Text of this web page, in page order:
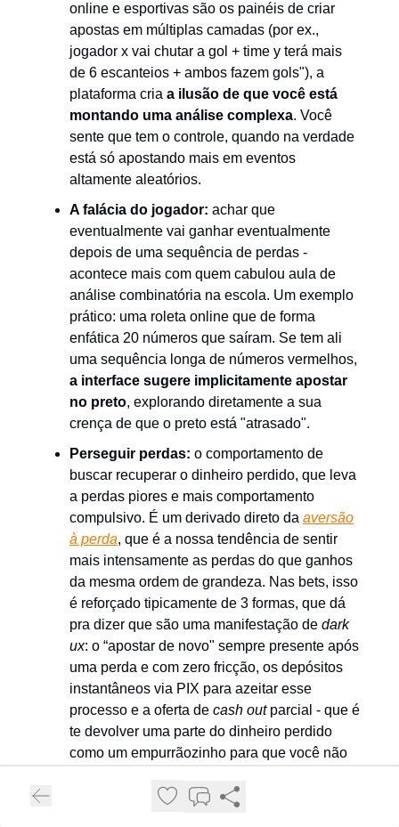
online e esportivas são os painéis de criar
apostas em múltiplas camadas (por ex.,
jogador x vai chutar a gol + time y terá mais
de 6 escanteios + ambos fazem gols"), a
plataforma cria a ilusão de que você está
montando uma análise complexa. Você
sente que tem o controle, quando na verdade
está só apostando mais em eventos
altamente aleatórios.
A falácia do jogador: achar que
eventualmente vai ganhar eventualmente
depois de uma sequência de perdas -
acontece mais com quem cabulou aula de
análise combinatória na escola. Um exemplo
prático: uma roleta online que de forma
enfática 20 números que saíram. Se tem ali
uma sequência longa de números vermelhos,
a interface sugere implicitamente apostar
no preto, explorando diretamente a sua
crença de que o preto está "atrasado".
Perseguir perdas: o comportamento de
buscar recuperar o dinheiro perdido, que leva
a perdas piores e mais comportamento
compulsivo. É um derivado direto da aversão
à perda, que é a nossa tendência de sentir
mais intensamente as perdas do que ganhos
da mesma ordem de grandeza. Nas bets, isso
é reforçado tipicamente de 3 formas, que dá
pra dizer que são uma manifestação de dark
ux: o “apostar de novo" sempre presente após
uma perda e com zero fricção, os depósitos
instantâneos via PIX para azeitar esse
processo e a oferta de cash out parcial - que é
te devolver uma parte do dinheiro perdido
como um empurrãozinho para que você não
irrecuperável (sunk cost ) - “já gastei xxxx